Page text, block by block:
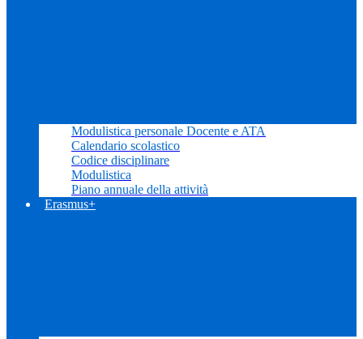
Modulistica personale Docente e ATA
Calendario scolastico
Codice disciplinare
Modulistica
Piano annuale della attività
Erasmus+